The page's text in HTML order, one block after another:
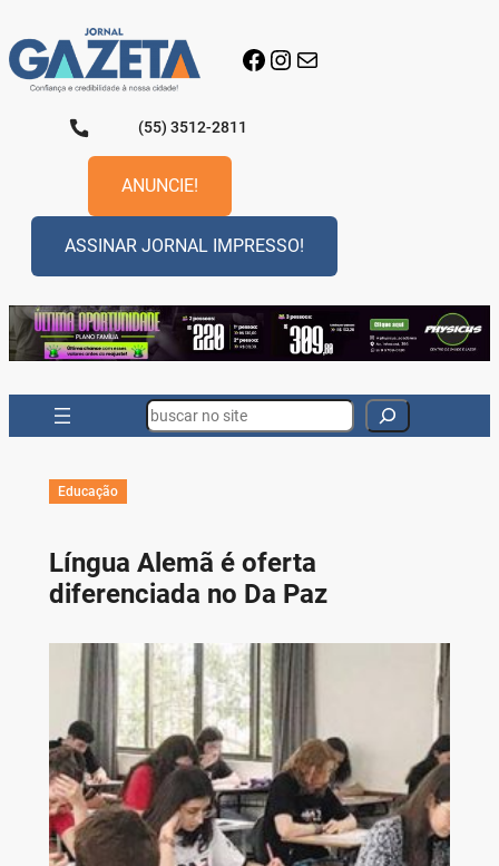
para
o
conteúdo
Facebook
Instagram
E-mail
(55) 3512-2811
ANUNCIE!
ASSINAR JORNAL IMPRESSO!
Search
Educação
Língua Alemã é oferta
diferenciada no Da Paz